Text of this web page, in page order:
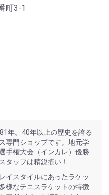
町3-1
年。40年以上の歴史を誇る
専門ショップです。地元学
手権大会（インカレ）優勝
タッフは精鋭揃い！
イスタイルにあったラケッ
様なテニスラケットの特徴